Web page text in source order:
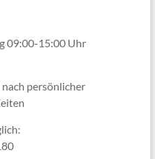
09:00-15:00 Uhr
persönlicher